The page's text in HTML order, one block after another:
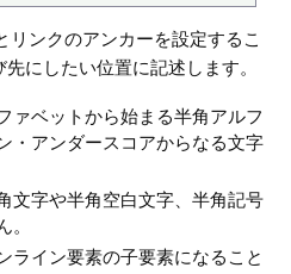
リンクのアンカーを設定するこ
にしたい位置に記述します。
ァベットから始まる半角アルフ
・アンダースコアからなる文字
文字や半角空白文字、半角記号
。
ライン要素の子要素になること